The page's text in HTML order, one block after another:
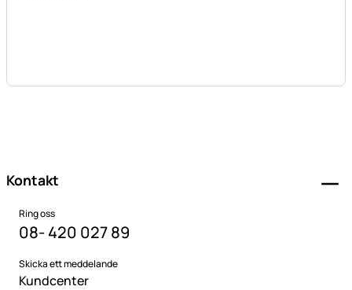
Kontakt
Ring oss
08- 420 027 89
Skicka ett meddelande
Kundcenter